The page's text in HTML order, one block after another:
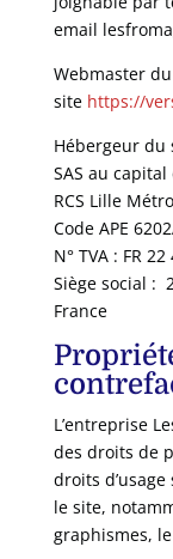
email
Webmaster
site https://
Hébergeur du
SAS au
RCS Lille
Code APE
N° TVA : FR
Siège social :
France
L’entreprise
des droits de
droits
le site,
graphismes,